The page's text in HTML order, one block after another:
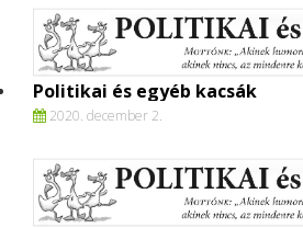
Politikai és egyéb kacsák
2020. december 2.